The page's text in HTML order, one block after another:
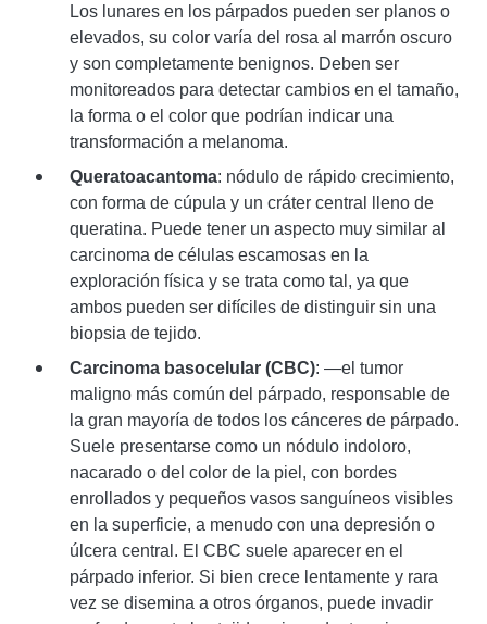
Los lunares en los párpados pueden ser planos o
elevados, su color varía del rosa al marrón oscuro
y son completamente benignos. Deben ser
monitoreados para detectar cambios en el tamaño,
la forma o el color que podrían indicar una
transformación a melanoma.
Queratoacantoma: nódulo de rápido crecimiento,
con forma de cúpula y un cráter central lleno de
queratina. Puede tener un aspecto muy similar al
carcinoma de células escamosas en la
exploración física y se trata como tal, ya que
ambos pueden ser difíciles de distinguir sin una
biopsia de tejido.
Carcinoma basocelular (CBC): —el tumor
maligno más común del párpado, responsable de
la gran mayoría de todos los cánceres de párpado.
Suele presentarse como un nódulo indoloro,
nacarado o del color de la piel, con bordes
enrollados y pequeños vasos sanguíneos visibles
en la superficie, a menudo con una depresión o
úlcera central. El CBC suele aparecer en el
párpado inferior. Si bien crece lentamente y rara
vez se disemina a otros órganos, puede invadir